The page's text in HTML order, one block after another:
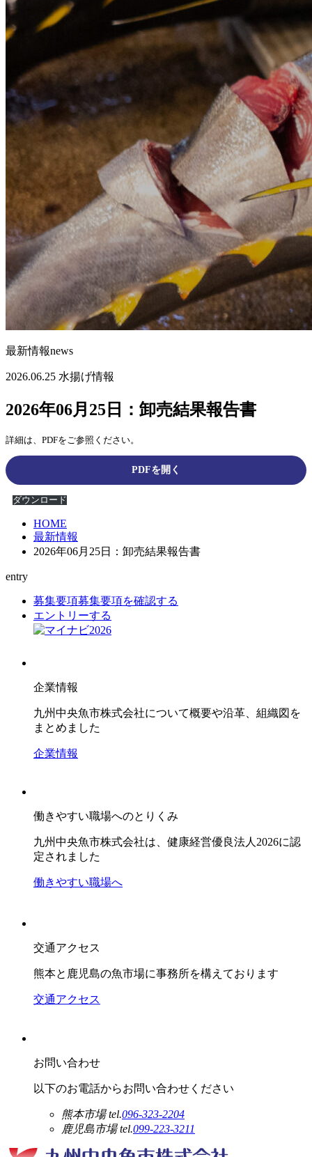
最新情報news
2026.06.25 水揚げ情報
2026年06月25日：卸売結果報告書
詳細は、PDFをご参照ください。
PDFを開く
ダウンロード
HOME
最新情報
2026年06月25日：卸売結果報告書
entry
募集要項募集要項を確認する
エントリーする
企業情報
九州中央魚市株式会社について概要や沿革、組織図を
まとめました
企業情報
働きやすい職場へのとりくみ
九州中央魚市株式会社は、健康経営優良法人2026に認
定されました
働きやすい職場へ
交通アクセス
熊本と鹿児島の魚市場に事務所を構えております
交通アクセス
お問い合わせ
以下のお電話からお問い合わせください
熊本市場 tel.096-323-2204
鹿児島市場 tel.099-223-3211